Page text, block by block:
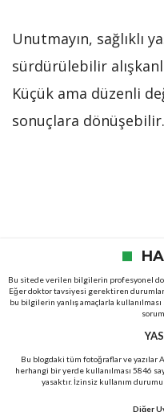
Unutmayın, sağlıklı
sürdürülebilir
Küçük ama düzenli
sonuçlara dönüşebilir.
Bu sitede verilen bilgilerin profesyonel
Eğer doktor tavsiyesi gerektiren durumlar
bu bilgilerin yanlış amaçlarla
Bu blogdaki tüm fotoğraflar ve yazılar
herhangi bir yerde kullanılması 5846
yasaktır. İzinsiz kullanım
Diğer